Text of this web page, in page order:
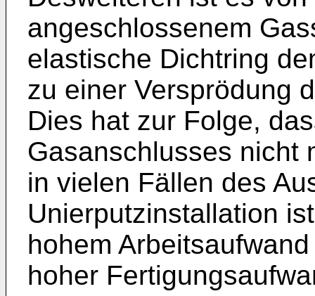
angeschlossenem
elastische Dichtring
zu einer Versprödung
Dies hat zur Folge,
Gasanschlusses nicht
in vielen Fällen des
Unierputzinstallation
hohem
hoher